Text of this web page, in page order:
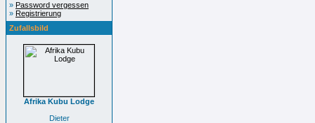
» Password vergessen
» Registrierung
Zufallsbild
Afrika Kubu Lodge
Dieter